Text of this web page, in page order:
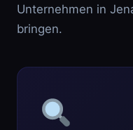
Unternehmen in
bringen.